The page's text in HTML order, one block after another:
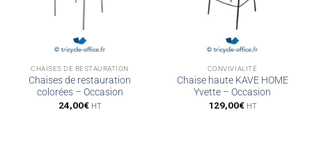
CHAISES DE RESTAURATION
Chaises de restauration
colorées – Occasion
24,00€ HT
CONVIVIALITÉ
Chaise haute KAVE HOME
Yvette – Occasion
129,00€ HT